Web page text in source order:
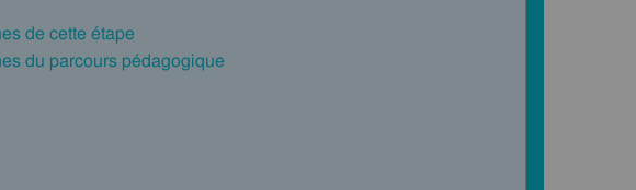
de cette étape
du parcours pédagogique